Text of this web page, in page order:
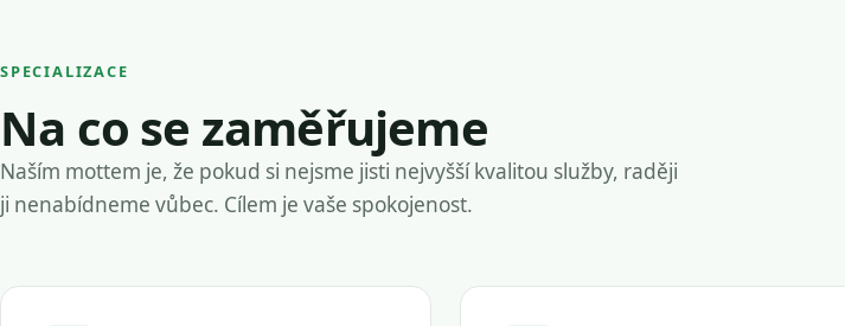
SPECIALIZACE
Na co se zaměřujeme
Naším mottem je, že pokud si nejsme jisti nejvyšší kvalitou služby, raději
ji nenabídneme vůbec. Cílem je vaše spokojenost.